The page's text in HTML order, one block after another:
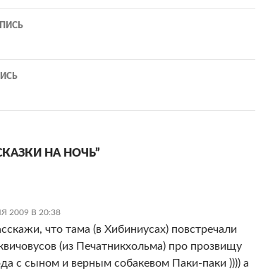
НА НОЧЬ”
2009 В 20:38
что тама (в Хибиниусах) повстречали
(из Печатникхольма) про прозвищу
с сыном и верным собакевом Паки-паки )))) а